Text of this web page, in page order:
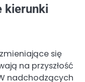
kierunki
się
na przyszłość
nadchodzących